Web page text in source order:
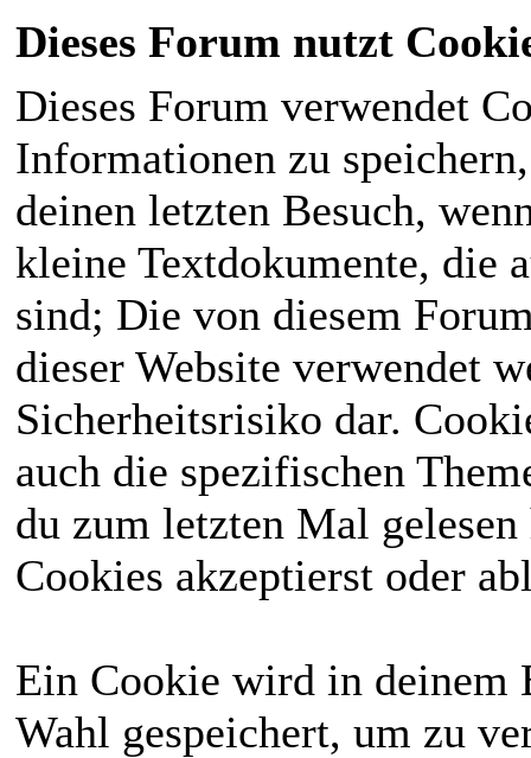
Dieses Forum nutzt
Dieses Forum verwendet
Informationen zu
deinen letzten Besuch,
kleine Textdokumente, die
sind; Die von diesem
dieser Website verwendet
Sicherheitsrisiko dar.
auch die spezifischen
du zum letzten Mal
Cookies akzeptierst oder
Ein Cookie wird in deinem
Wahl gespeichert, um zu